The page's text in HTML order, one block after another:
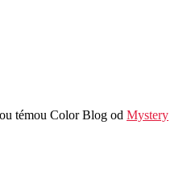
témou Color Blog od Mystery